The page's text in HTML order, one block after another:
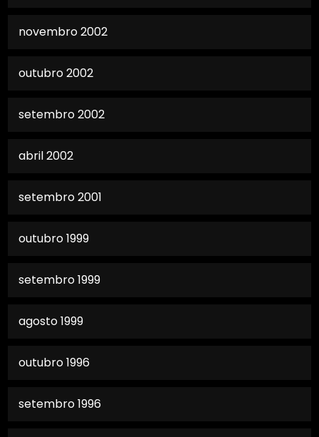
novembro 2002
outubro 2002
setembro 2002
abril 2002
setembro 2001
outubro 1999
setembro 1999
agosto 1999
outubro 1996
setembro 1996